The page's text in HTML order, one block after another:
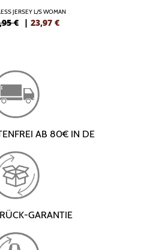
JERSEY L/S WOMAN
€ | 23,97 €
AB 80€ IN DE
GARANTIE